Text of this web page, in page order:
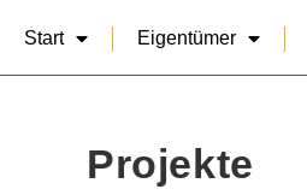
Start Eigentümer
Projekte